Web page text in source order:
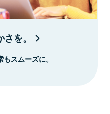
を。
スムーズに。